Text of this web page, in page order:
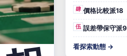
肆 價格比較派18
伍 誤差帶保守派9
看探索動態 →